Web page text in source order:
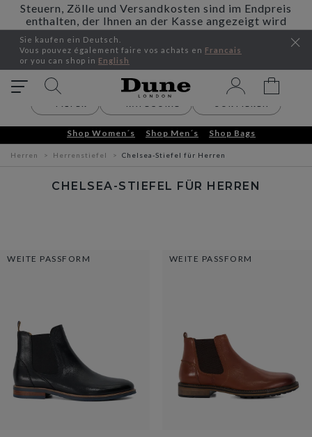
Steuern, Zölle und Versandkosten sind im Endpreis
enthalten, der Ihnen an der Kasse angezeigt wird
Sie kaufen ein Deutsch.
Vous pouvez également faire vos achats en Francais
or you can shop in English
SEASONAL OFFERS – UP TO 30% OFF
Shop Women´s
Shop Men´s Shop Bags
Herren Herrenstiefel Chelsea-Stiefel für Herren
CHELSEA-STIEFEL FÜR HERREN
WEITE PASSFORM WEITE PASSFORM